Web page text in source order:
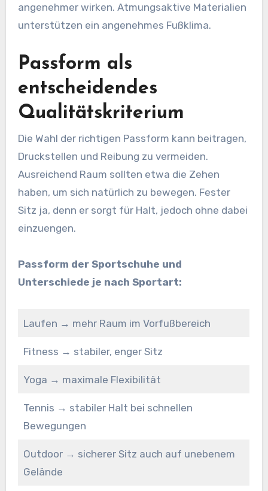
angenehmer wirken. Atmungsaktive Materialien
unterstützen ein angenehmes Fußklima.
Passform als
entscheidendes
Qualitätskriterium
Die Wahl der richtigen Passform kann beitragen,
Druckstellen und Reibung zu vermeiden.
Ausreichend Raum sollten etwa die Zehen
haben, um sich natürlich zu bewegen. Fester
Sitz ja, denn er sorgt für Halt, jedoch ohne dabei
einzuengen.
Passform der Sportschuhe und
Unterschiede je nach Sportart:
Laufen → mehr Raum im Vorfußbereich
Fitness → stabiler, enger Sitz
Yoga → maximale Flexibilität
Tennis → stabiler Halt bei schnellen
Bewegungen
Outdoor → sicherer Sitz auch auf unebenem
Gelände